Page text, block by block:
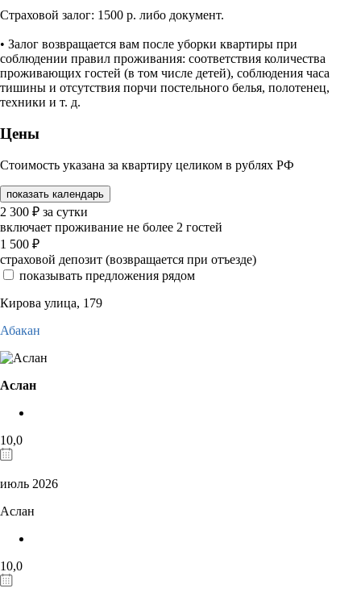
Страховой залог: 1500 р. либо документ.
• Залог возвращается вам после уборки квартиры при
соблюдении правил проживания: соответствия количества
проживающих гостей (в том числе детей), соблюдения часа
тишины и отсутствия порчи постельного белья, полотенец,
техники и т. д.
Цены
Стоимость указана за квартиру целиком в рублях РФ
показать календарь
2 300 ₽ за сутки
включает проживание не более 2 гостей
1 500 ₽
страховой депозит (возвращается при отъезде)
показывать предложения рядом
Кирова улица, 179
Абакан
Аслан
10,0
июль 2026
Аслан
10,0